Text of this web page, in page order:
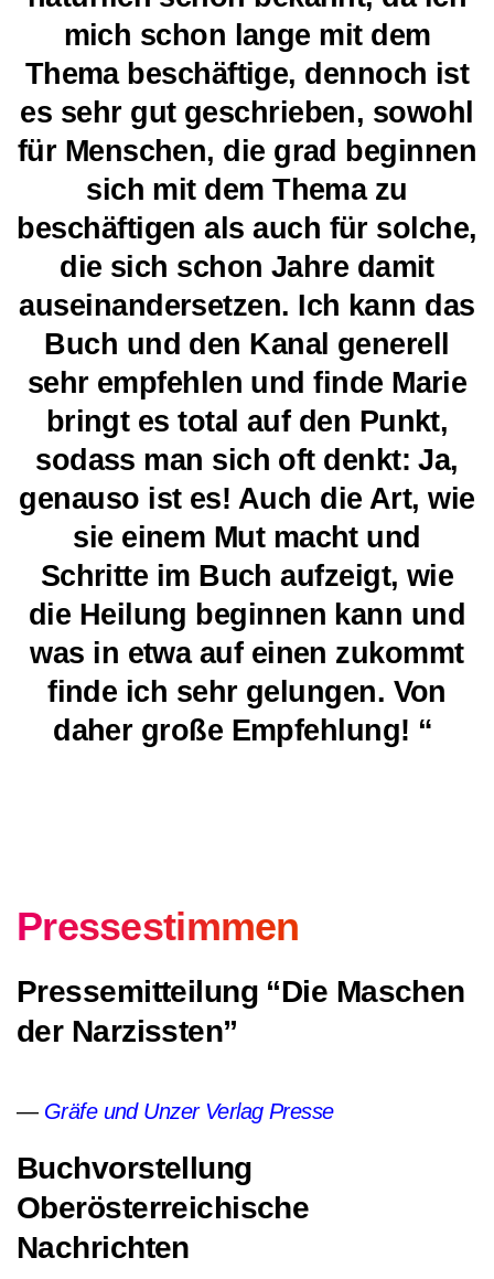
mich schon lange mit dem
Thema beschäftige, dennoch ist
es sehr gut geschrieben, sowohl
für Menschen, die grad beginnen
sich mit dem Thema zu
beschäftigen als auch für solche,
die sich schon Jahre damit
auseinandersetzen. Ich kann das
Buch und den Kanal generell
sehr empfehlen und finde Marie
bringt es total auf den Punkt,
sodass man sich oft denkt: Ja,
genauso ist es! Auch die Art, wie
sie einem Mut macht und
Schritte im Buch aufzeigt, wie
die Heilung beginnen kann und
was in etwa auf einen zukommt
finde ich sehr gelungen. Von
daher große Empfehlung! “
Pressestimmen
Pressemitteilung “Die Maschen
der Narzissten”
Gräfe und Unzer Verlag Presse
Buchvorstellung
Oberösterreichische
Nachrichten